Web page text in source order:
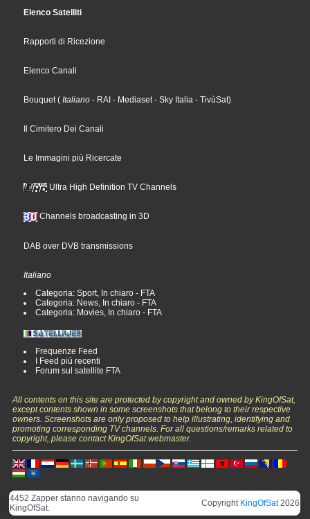
Elenco Satelliti
Rapporti di Ricezione
Elenco Canali
Bouquet( Italiano - RAI - Mediaset- Sky Italia - TivùSat)
Il Cimitero Dei Canali
Le Immagini più Ricercate
Ultra High Definition TV Channels
Channels broadcasting in 3D
DAB over DVB transmissions
Italiano
Categoria: Sport, In chiaro - FTA
Categoria: News, In chiaro - FTA
Categoria: Movies, In chiaro - FTA
Frequenze Feed
I Feed più recenti
Forum sul satellite FTA
All contents on this site are protected by copyright and owned by KingOfSat,
except contents shown in some screenshots that belong to their respective
owners. Screenshots are only proposed to help illustrating, identifying and
promoting corresponding TV channels. For all questions/remarks related to
copyright, please contact KingOfSat webmaster.
4452 Zapper stanno navigando su
KingOfSat.
Copyright KingOfSat2026